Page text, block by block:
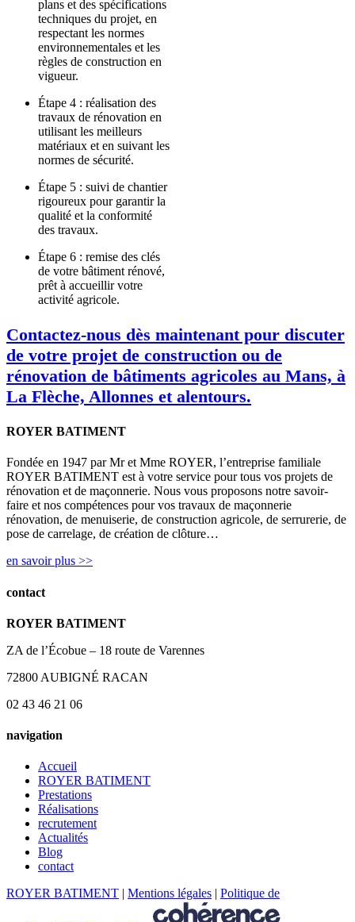
plans et des spécifications
techniques du projet, en
respectant les normes
environnementales et les
règles de construction en
vigueur.
Étape 4 : réalisation des
travaux de rénovation en
utilisant les meilleurs
matériaux et en suivant les
normes de sécurité.
Étape 5 : suivi de chantier
rigoureux pour garantir la
qualité et la conformité
des travaux.
Étape 6 : remise des clés
de votre bâtiment rénové,
prêt à accueillir votre
activité agricole.
Contactez-nous dès maintenant pour discuter
de votre projet de construction ou de
rénovation de bâtiments agricoles au Mans, à
La Flèche, Allonnes et alentours.
ROYER BATIMENT
Fondée en 1947 par Mr et Mme ROYER, l’entreprise familiale
ROYER BATIMENT est à votre service pour tous vos projets de
rénovation et de maçonnerie. Nous vous proposons notre savoir-
faire et nos compétences pour vos travaux de maçonnerie
rénovation, de menuiserie, de construction agricole, de serrurerie, de
pose de carrelage, de création de clôture…
en savoir plus >>
contact
ROYER BATIMENT
ZA de l’Écobue – 18 route de Varennes
72800 AUBIGNÉ RACAN
02 43 46 21 06
navigation
Accueil
ROYER BATIMENT
Prestations
Réalisations
recrutement
Actualités
Blog
contact
ROYER BATIMENT | Mentions légales | Politique de